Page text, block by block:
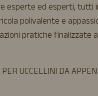
esperte ed esperti, tutti
polivalente e
pratiche finalizzate
UCCELLINI DA